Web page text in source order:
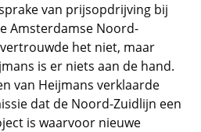
van prijsopdrijving bij
Amsterdamse Noord-
het niet, maar
is er niets aan de hand.
van Heijmans verklaarde
dat de Noord-Zuidlijn een
is waarvoor nieuwe